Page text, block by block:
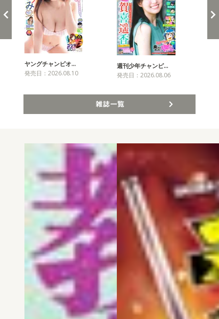
ヤングチャンピオ…
発売日：2026.08.10
週刊少年チャンピ…
発売日：2026.08.06